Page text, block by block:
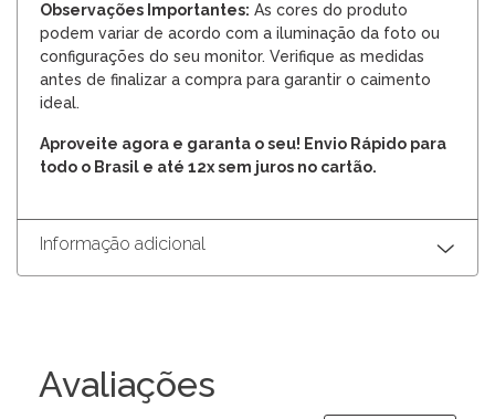
Observações Importantes: As cores do produto
podem variar de acordo com a iluminação da foto ou
configurações do seu monitor. Verifique as medidas
antes de finalizar a compra para garantir o caimento
ideal.
Aproveite agora e garanta o seu! Envio Rápido para
todo o Brasil e até 12x sem juros no cartão.
Informação adicional
Avaliações